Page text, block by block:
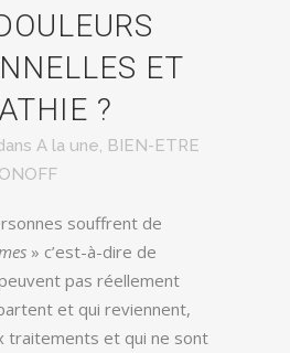
ET
?
A la une, BIEN-ETRE
souffrent de
» c’est-à-dire de
pas réellement
et qui reviennent,
traitements et qui ne sont